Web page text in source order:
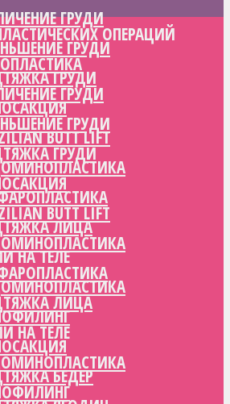
ГРУДИ
ГРУДИ
ГРУДИ
BUTT LIFT
ЛИЦА
НА ТЕЛЕ
БЕДЕР
ОПЕРАЦИЙ
ГРУДИ
ГРУДИ
ГРУДИ
BUTT LIFT
ЛИЦА
НА ТЕЛЕ